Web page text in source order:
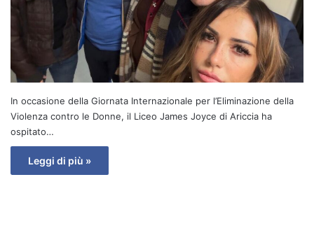
In occasione della Giornata Internazionale per l’Eliminazione della
Violenza contro le Donne, il Liceo James Joyce di Ariccia ha
ospitato…
Leggi di più »